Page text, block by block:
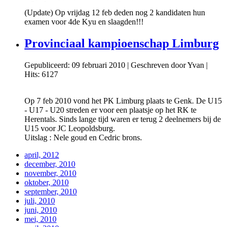
(Update) Op vrijdag 12 feb deden nog 2 kandidaten hun
examen voor 4de Kyu en slaagden!!!
Provinciaal kampioenschap Limburg
Gepubliceerd: 09 februari 2010 | Geschreven door Yvan |
Hits: 6127
Op 7 feb 2010 vond het PK Limburg plaats te Genk. De U15
- U17 - U20 streden er voor een plaatsje op het RK te
Herentals. Sinds lange tijd waren er terug 2 deelnemers bij de
U15 voor JC Leopoldsburg.
Uitslag : Nele goud en Cedric brons.
april, 2012
december, 2010
november, 2010
oktober, 2010
september, 2010
juli, 2010
juni, 2010
mei, 2010